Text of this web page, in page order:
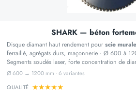
SHARK — béton
Disque diamant haut rendement pour scie murale
ferraillé, agrégats durs, maçonnerie · Ø 600 à
Segments soudés laser, forte concentration de
Ø 600 → 1200 mm · 6 variantes
QUALITÉ ★★★★★